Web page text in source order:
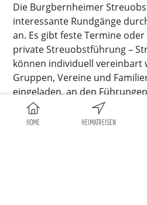
HOME HEIMATREISEN
Die Burgbernheimer
interessante Rundgänge
an. Es gibt feste Termine
private Streuobstführung –
können individuell vereinbart
Gruppen, Vereine und
eingeladen, an den
Absprache organisieren die
gerne eine anschließende